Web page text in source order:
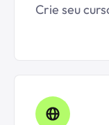
Crie seu